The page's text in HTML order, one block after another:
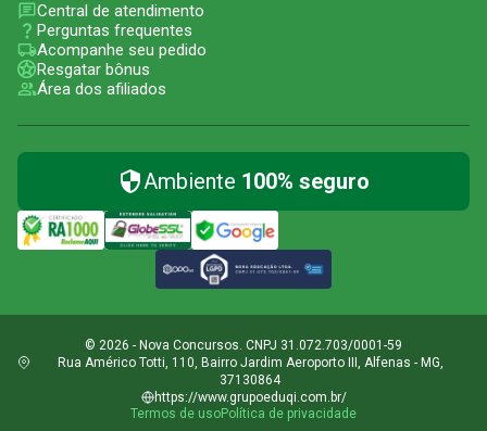
Central de atendimento
Perguntas frequentes
Acompanhe seu pedido
Resgatar bônus
Área dos afiliados
Ambiente 100% seguro
© 2026 - Nova Concursos. CNPJ 31.072.703/0001-59
Rua Américo Totti, 110, Bairro Jardim Aeroporto III, Alfenas - MG,
37130864
https://www.grupoeduqi.com.br/
Termos de usoPolítica de privacidade